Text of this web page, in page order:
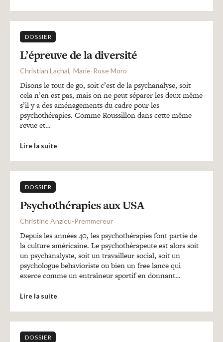
DOSSIER
L’épreuve de la diversité
Christian Lachal Marie-Rose Moro
Disons le tout de go, soit c’est de la psychanalyse, soit
cela n’en est pas, mais on ne peut séparer les deux même
s’il y a des aménagements du cadre pour les
psychothérapies. Comme Roussillon dans cette même
revue et…
Lire la suite
DOSSIER
Psychothérapies aux USA
Christine Anzieu-Premmereur
Depuis les années 40, les psychothérapies font partie de
la culture américaine. Le psychothérapeute est alors soit
un psychanalyste, soit un travailleur social, soit un
psychologue behavioriste ou bien un free lance qui
exerce comme un entraîneur sportif en donnant…
Lire la suite
DOSSIER